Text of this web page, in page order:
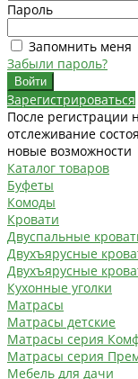
Пароль
Запомнить меня
Забыли пароль?
Зарегистрироваться
После регистрации
отслеживание
новые возможности
Каталог товаров
Буфеты
Комоды
Кровати
Двуспальные
Двухъярусные
Двухъярусные
Кухонные уголки
Матрасы
Матрасы детские
Матрасы серия
Матрасы серия
Мебель для дачи